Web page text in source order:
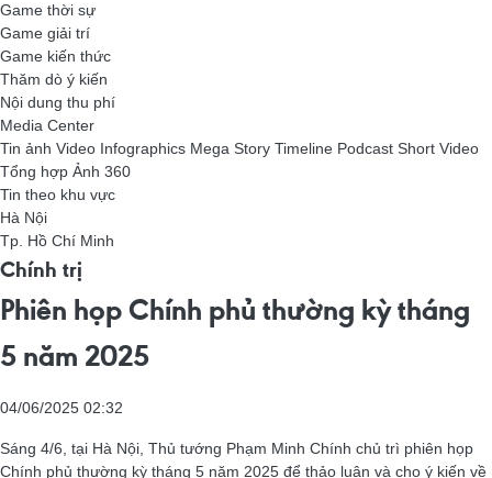
Game thời sự
Game giải trí
Game kiến thức
Thăm dò ý kiến
Nội dung thu phí
Media Center
Tin ảnh Video Infographics Mega Story Timeline Podcast Short Video
Tổng hợp Ảnh 360
Tin theo khu vực
Hà Nội
Tp. Hồ Chí Minh
Chính trị
Phiên họp Chính phủ thường kỳ tháng
5 năm 2025
04/06/2025 02:32
Sáng 4/6, tại Hà Nội, Thủ tướng Phạm Minh Chính chủ trì phiên họp
Chính phủ thường kỳ tháng 5 năm 2025 để thảo luận và cho ý kiến về